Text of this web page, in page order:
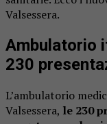
Valsessera.
Ambulatorio
230
L’ambulatorio
Valsessera, le 230